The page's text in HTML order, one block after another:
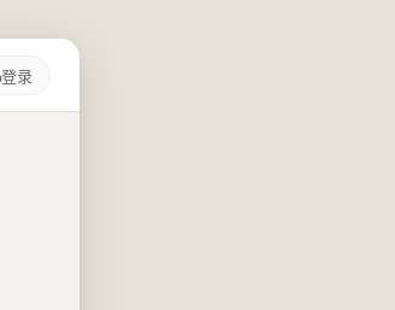
登录